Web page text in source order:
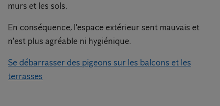
murs et les sols.
En conséquence, l'espace extérieur sent mauvais et
n'est plus agréable ni hygiénique.
Se débarrasser des pigeons sur les balcons et les
terrasses